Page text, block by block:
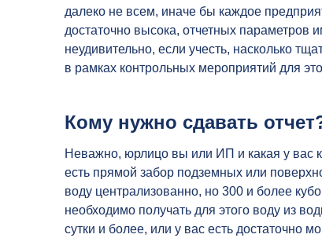
далеко не всем, иначе бы каждое
достаточно высока, отчетных параметров
неудивительно, если учесть, насколько
в рамках контрольных мероприятий для
Кому нужно сдавать
Неважно, юрлицо вы или ИП и какая у вас
есть прямой забор подземных или
воду централизованно, но 300 и более
необходимо получать для этого воду из
сутки и более, или у вас есть достаточно